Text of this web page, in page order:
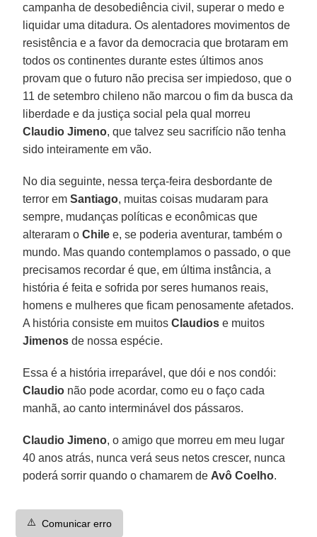
campanha de desobediência civil, superar o medo e
liquidar uma ditadura. Os alentadores movimentos de
resistência e a favor da democracia que brotaram em
todos os continentes durante estes últimos anos
provam que o futuro não precisa ser impiedoso, que o
11 de setembro chileno não marcou o fim da busca da
liberdade e da justiça social pela qual morreu
Claudio Jimeno, que talvez seu sacrifício não tenha
sido inteiramente em vão.
No dia seguinte, nessa terça-feira desbordante de
terror emSantiago, muitas coisas mudaram para
sempre, mudanças políticas e econômicas que
alteraram oChile e, se poderia aventurar, também o
mundo. Mas quando contemplamos o passado, o que
precisamos recordar é que, em última instância, a
história é feita e sofrida por seres humanos reais,
homens e mulheres que ficam penosamente afetados.
A história consiste em muitosClaudios e muitos
Jimenos de nossa espécie.
Essa é a história irreparável, que dói e nos condói:
Claudio não pode acordar, como eu o faço cada
manhã, ao canto interminável dos pássaros.
Claudio Jimeno, o amigo que morreu em meu lugar
40 anos atrás, nunca verá seus netos crescer, nunca
poderá sorrir quando o chamarem de Avô Coelho.
⚠️ Comunicar erro